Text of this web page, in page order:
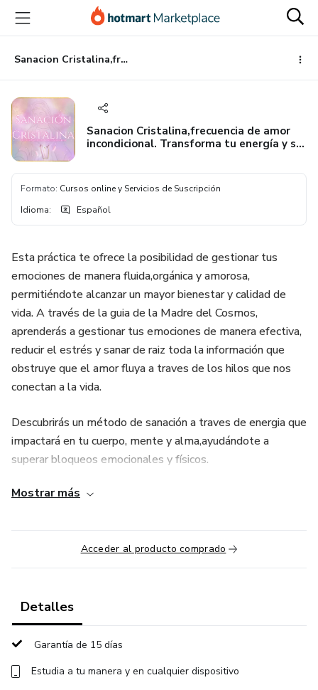
principal
página
de
página
Sanacion Cristalina,frecuencia de amor incondicional. Transforma tu energía y se un instrumento de sanación
Sanacion Cristalina,frecuencia de amor
incondicional. Transforma tu energía y se
Formato: Cursos online y Servicios de Suscripción
Idioma: Español
Esta práctica te ofrece la posibilidad de gestionar tus
emociones de manera fluida,orgánica y amorosa,
permitiéndote alcanzar un mayor bienestar y calidad de
vida. A través de la guia de la Madre del Cosmos,
aprenderás a gestionar tus emociones de manera efectiva,
reducir el estrés y sanar de raiz toda la información que
obstruye que el amor fluya a traves de los hilos que nos
conectan a la vida.
Descubrirás un método de sanación a traves de energia que
impactará en tu cuerpo, mente y alma,ayudándote a
superar bloqueos emocionales y físicos.
Sanación Cristalina es para todas las personas que buscan
de su experiencia previa.
Permite que tu alma nos acompañe en este viaje
y plena de ti mismo mediante la energía más poderosa del
Universo, la del amor.
Mostrar más
Acceder al producto comprado
Detalles
Garantía de 15 días
Estudia a tu manera y en cualquier dispositivo